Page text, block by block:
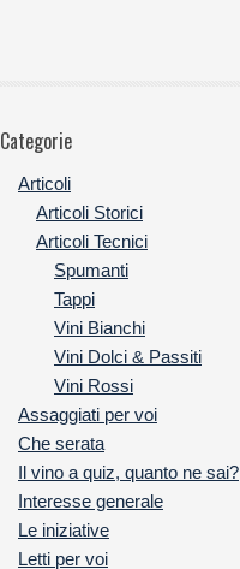
Categorie
Articoli
Articoli Storici
Articoli Tecnici
Spumanti
Tappi
Vini Bianchi
Vini Dolci & Passiti
Vini Rossi
Assaggiati per voi
Che serata
Il vino a quiz, quanto ne sai?
Interesse generale
Le iniziative
Letti per voi